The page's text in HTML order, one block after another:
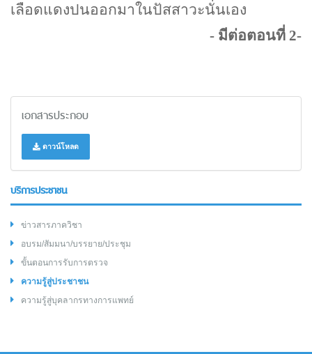
เลือดแดงปนออกมาในปัสสาวะนั่นเอง
- มีต่อตอนที่ 2-
เอกสารประกอบ
ดาวน์โหลด
บริการประชาชน
ข่าวสารภาควิชา
อบรม/สัมมนา/บรรยาย/ประชุม
ขั้นตอนการรับการตรวจ
ความรู้สู่ประชาชน
ความรู้สู่บุคลากรทางการแพทย์